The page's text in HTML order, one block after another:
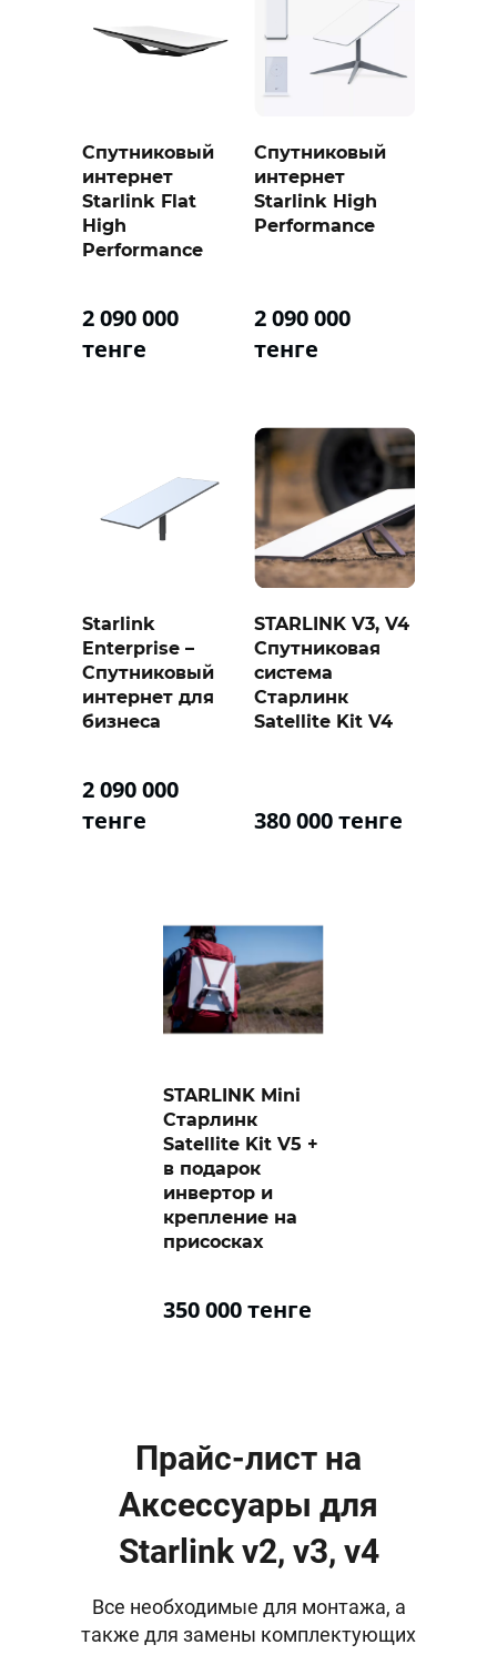
Спутниковый
интернет
Starlink Flat
High
Performance
2 090 000
тенге
Спутниковый
интернет
Starlink High
Performance
2 090 000
тенге
Starlink
Enterprise –
Спутниковый
интернет для
бизнеса
2 090 000
тенге
STARLINK V3, V4
Спутниковая
система
Старлинк
Satellite Kit V4
380 000 тенге
STARLINK Mini
Старлинк
Satellite Kit V5 +
в подарок
инвертор и
крепление на
присосках
350 000 тенге
Прайс-лист на
Аксессуары для
Starlink v2, v3, v4
Все необходимые для монтажа, а
также для замены комплектующих